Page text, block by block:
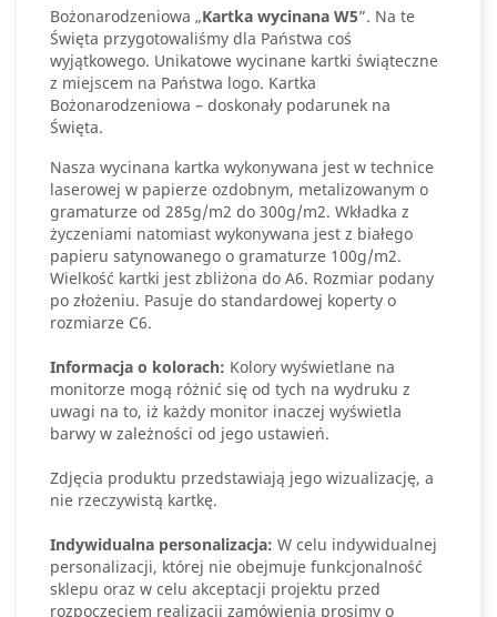
Bożonarodzeniowa „Kartka wycinana W5”. Na te
Święta przygotowaliśmy dla Państwa coś
wyjątkowego. Unikatowe wycinane kartki świąteczne
z miejscem na Państwa logo. Kartka
Bożonarodzeniowa – doskonały podarunek na
Święta.
Nasza wycinana kartka wykonywana jest w technice
laserowej w papierze ozdobnym, metalizowanym o
gramaturze od 285g/m2 do 300g/m2. Wkładka z
życzeniami natomiast wykonywana jest z białego
papieru satynowanego o gramaturze 100g/m2.
Wielkość kartki jest zbliżona do A6. Rozmiar podany
po złożeniu. Pasuje do standardowej koperty o
rozmiarze C6.
Informacja o kolorach: Kolory wyświetlane na
monitorze mogą różnić się od tych na wydruku z
uwagi na to, iż każdy monitor inaczej wyświetla
barwy w zależności od jego ustawień.
Zdjęcia produktu przedstawiają jego wizualizację, a
nie rzeczywistą kartkę.
Indywidualna personalizacja: W celu indywidualnej
personalizacji, której nie obejmuje funkcjonalność
sklepu oraz w celu akceptacji projektu przed
rozpoczęciem realizacji zamówienia prosimy o